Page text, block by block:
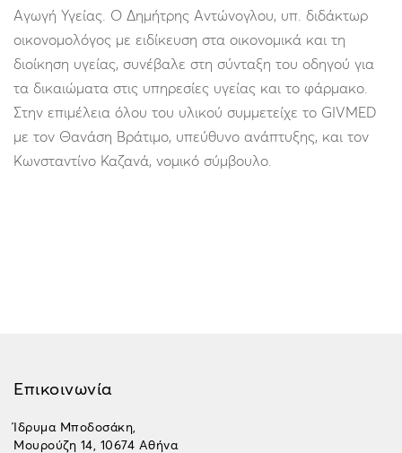
Αγωγή Υγείας. Ο Δημήτρης Αντώνογλου, υπ. διδάκτωρ
οικονομολόγος με ειδίκευση στα οικονομικά και τη
διοίκηση υγείας, συνέβαλε στη σύνταξη του οδηγού για
τα δικαιώματα στις υπηρεσίες υγείας και το φάρμακο.
Στην επιμέλεια όλου του υλικού συμμετείχε το GIVMED
με τον Θανάση Βράτιμο, υπεύθυνο ανάπτυξης, και τον
Κωνσταντίνο Καζανά, νομικό σύμβουλο.
Επικοινωνία
Ίδρυμα Μποδοσάκη,
Μουρούζη 14, 10674 Αθήνα